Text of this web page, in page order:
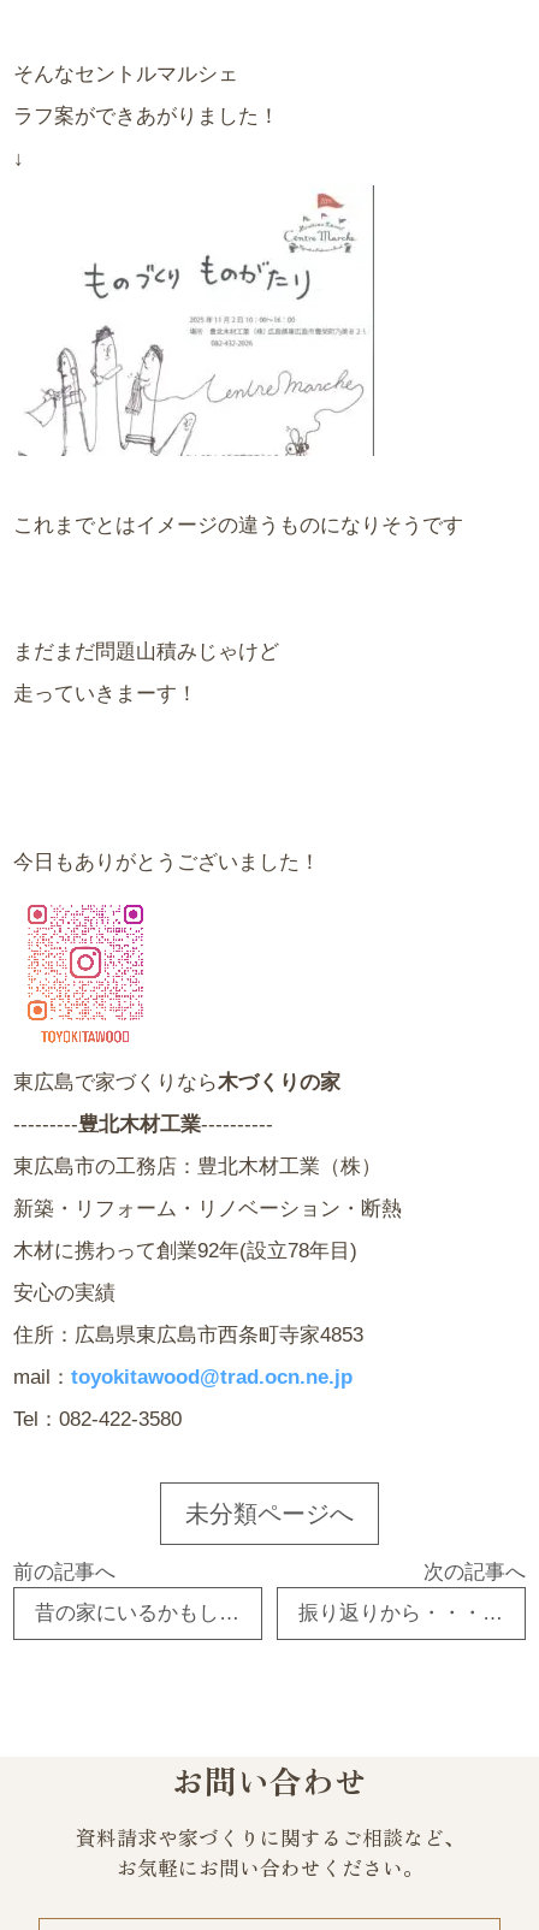
そんなセントルマルシェ
ラフ案ができあがりました！
↓
これまでとはイメージの違うものになりそうです
まだまだ問題山積みじゃけど
走っていきまーす！
今日もありがとうございました！
東広島で家づくりなら木づくりの家
---------豊北木材工業----------
東広島市の工務店：豊北木材工業（株）
新築・リフォーム・リノベーション・断熱
木材に携わって創業92年(設立78年目)
安心の実績
住所：広島県東広島市西条町寺家4853
mail：toyokitawood@trad.ocn.ne.jp
Tel：082-422-3580
未分類ページへ
前の記事へ
昔の家にいるかもしれない見返り〇〇！？ 東広島市 注文住宅 新築・リフォーム・リノベーション
次の記事へ
振り返りから・・・ 東広島市 注文住宅 新築・リフォーム・リノベーション
お問い合わせ
資料請求や家づくりに関するご相談など、
お気軽にお問い合わせください。